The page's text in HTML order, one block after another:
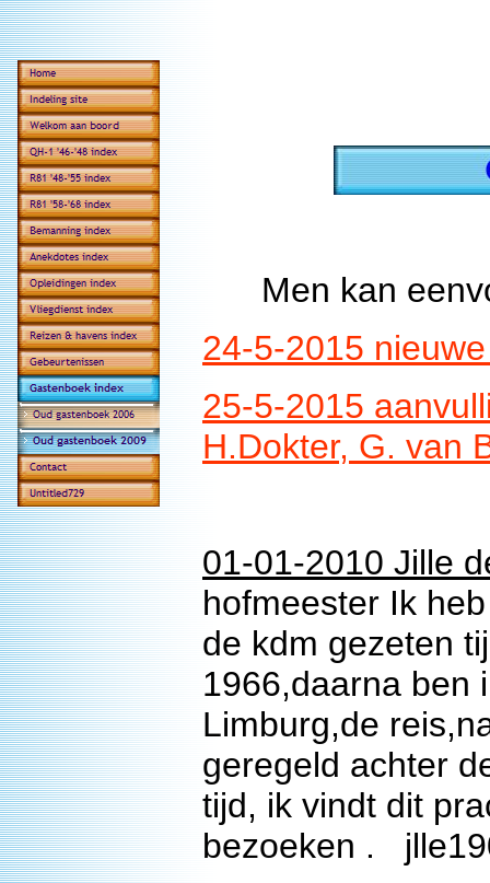
Men kan
24-5-2015
25-5-2015
H.Dokter, G. van
01-01-2010 Jille
hofmeester Ik
de kdm gezeten
1966,daarna ben
Limburg,de
geregeld achter
tijd, ik vindt dit
bezoeken .